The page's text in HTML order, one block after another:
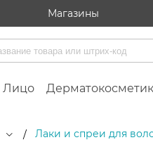
Магазины
Лицо
/ Лаки и спреи для